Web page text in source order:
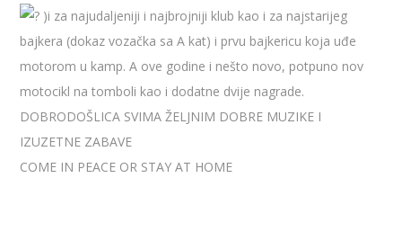
)i za najudaljeniji i najbrojniji klub kao i za najstarijeg
bajkera (dokaz vozačka sa A kat) i prvu bajkericu koja uđe
motorom u kamp. A ove godine i nešto novo, potpuno nov
motocikl na tomboli kao i dodatne dvije nagrade.
DOBRODOŠLICA SVIMA ŽELJNIM DOBRE MUZIKE I
IZUZETNE ZABAVE
COME IN PEACE OR STAY AT HOME